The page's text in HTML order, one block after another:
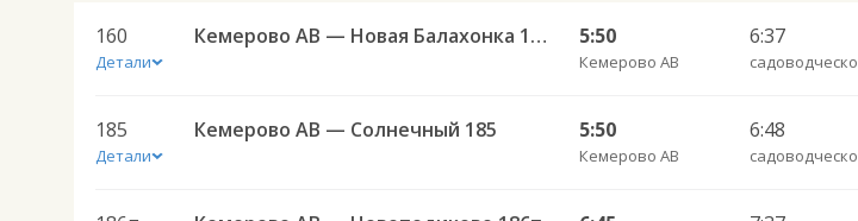
160
Детали
Кемерово АВ — Новая Балахонка 160 5:50
Кемерово АВ
6:37
185
Детали
Кемерово АВ — Солнечный 185 5:50
Кемерово АВ
6:48